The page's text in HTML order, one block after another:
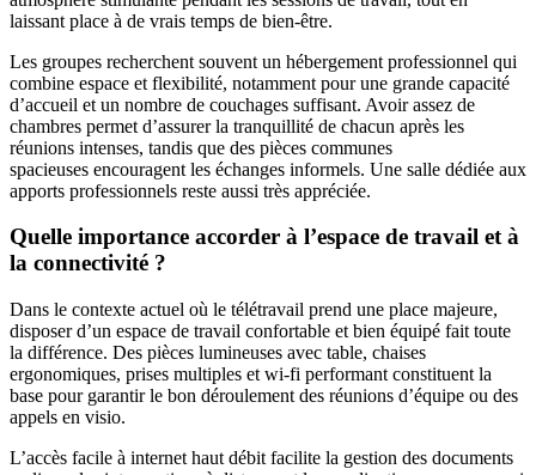
laissant place à de vrais temps de bien-être.
Les groupes recherchent souvent un hébergement professionnel qui
combine espace et flexibilité, notamment pour une grande capacité
d’accueil et un nombre de couchages suffisant. Avoir assez de
chambres permet d’assurer la tranquillité de chacun après les
réunions intenses, tandis que des pièces communes
spacieuses encouragent les échanges informels. Une salle dédiée aux
apports professionnels reste aussi très appréciée.
Quelle importance accorder à l’espace de travail et à
la connectivité ?
Dans le contexte actuel où le télétravail prend une place majeure,
disposer d’un espace de travail confortable et bien équipé fait toute
la différence. Des pièces lumineuses avec table, chaises
ergonomiques, prises multiples et wi-fi performant constituent la
base pour garantir le bon déroulement des réunions d’équipe ou des
appels en visio.
L’accès facile à internet haut débit facilite la gestion des documents